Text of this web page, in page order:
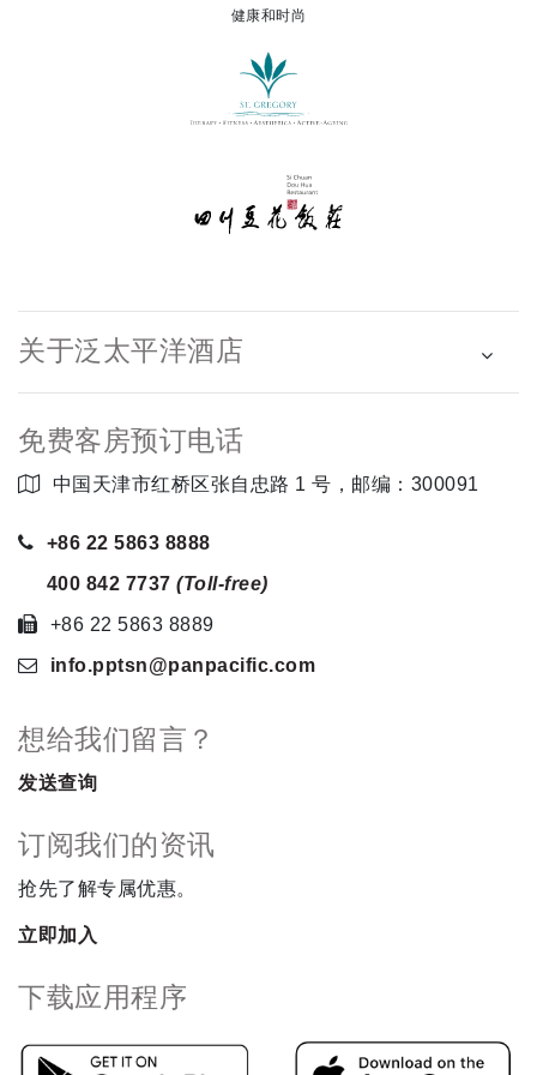
健康和时尚
关于泛太平洋酒店
免费客房预订电话
中国天津市红桥区张自忠路 1 号，邮编：300091
+86 22 5863 8888
400 842 7737 (Toll-free)
+86 22 5863 8889
info.pptsn@panpacific.com
想给我们留言？
发送查询
订阅我们的资讯
抢先了解专属优惠。
立即加入
下载应用程序